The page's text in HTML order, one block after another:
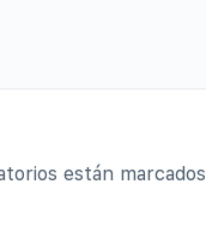
están marcados